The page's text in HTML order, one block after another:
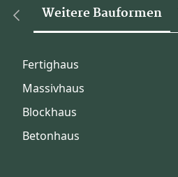
Weitere Bauformen
Fertighaus
Massivhaus
Blockhaus
Betonhaus